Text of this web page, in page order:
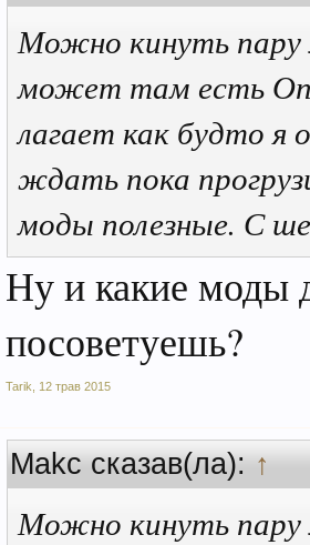
Можно кинуть пару
может там есть
лагает как будто я
ждать пока
моды полезные. С
Ну и какие моды
посоветуешь?
Tarik 12 трав 2015
Makc сказав(ла):↑
Можно кинуть пару